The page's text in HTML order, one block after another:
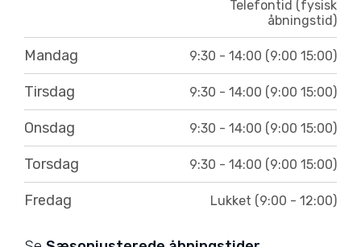
Telefontid (fysisk
åbningstid)
Mandag 9:30 - 14:00 (9:00 15:00)
Tirsdag 9:30 - 14:00 (9:00 15:00)
Onsdag 9:30 - 14:00 (9:00 15:00)
Torsdag 9:30 - 14:00 (9:00 15:00)
Fredag Lukket (9:00 - 12:00)